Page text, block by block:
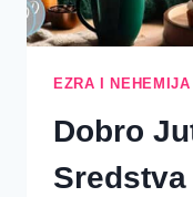
EZRA I NEHEMIJA
Dobro
Sredstva